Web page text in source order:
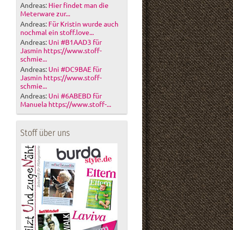
Andreas: Hier findet man die
Meterware zur...
Andreas: Für Kristin wurde auch
nochmal ein stoff.love...
Andreas: Uni #B1AAD3 für
Jasmin https://www.stoff-
schmie...
Andreas: Uni #DC9BAE für
Jasmin https://www.stoff-
schmie...
Andreas: Uni #6ABEBD für
Manuela https://www.stoff-...
Stoff über uns